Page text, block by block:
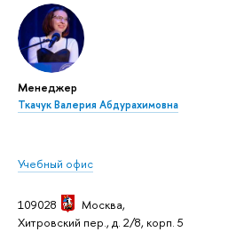
Менеджер
Ткачук Валерия Абдурахимовна
Учебный офис
109028
Москва,
Хитровский пер., д. 2/8, корп. 5